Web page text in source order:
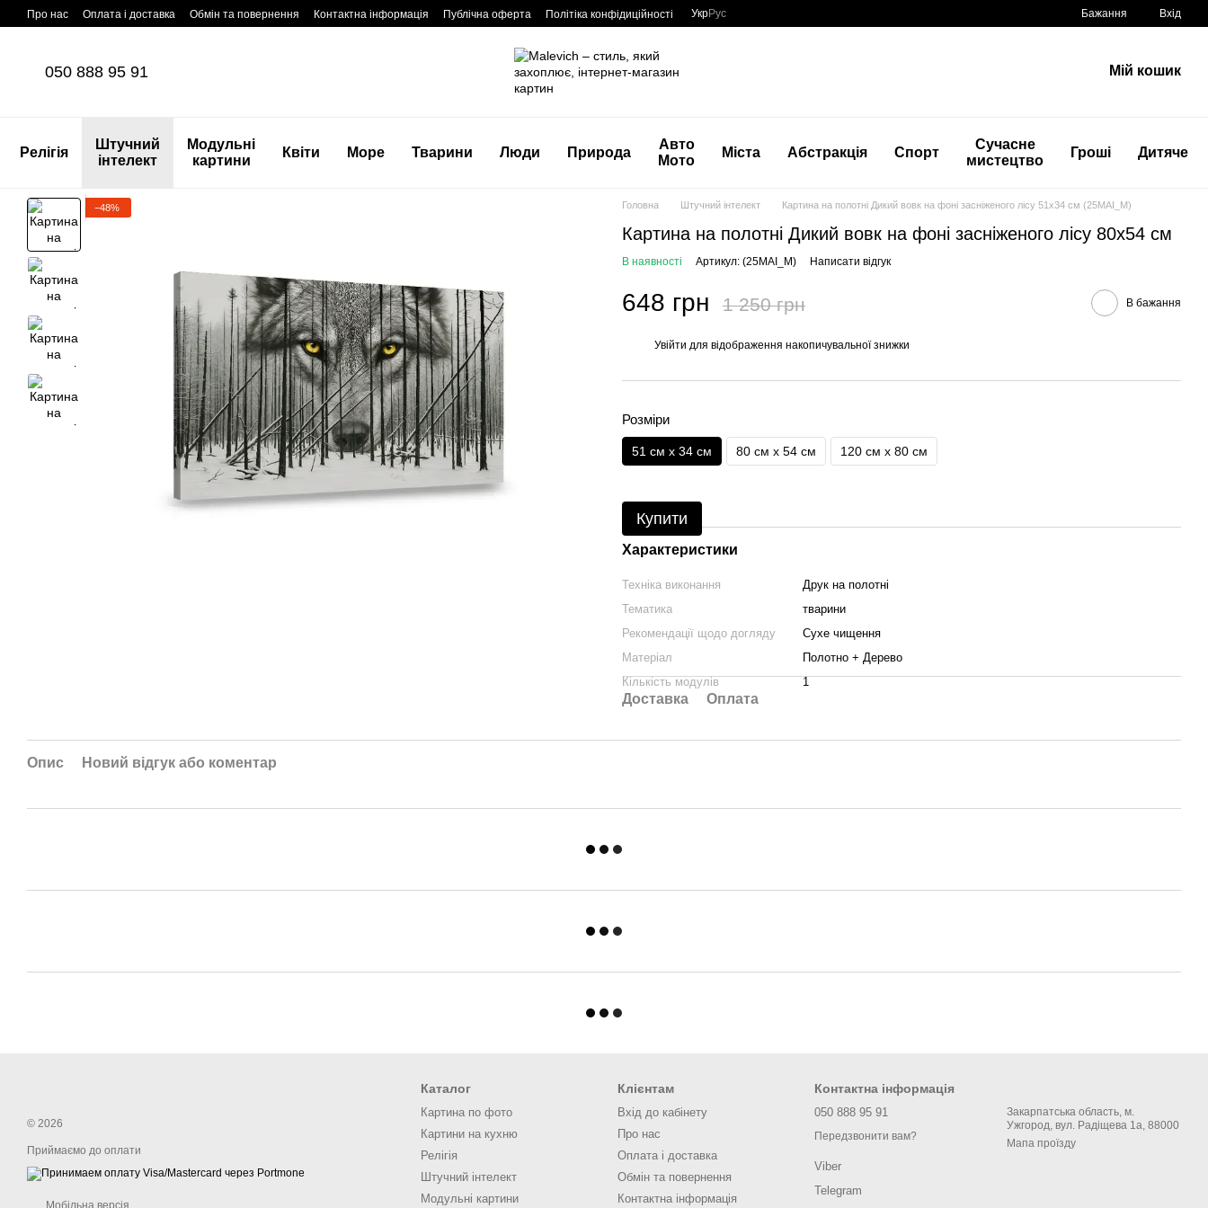
Перейти до основного контенту
Про нас Оплата і доставка Обмін та повернення Контактна інформація Публічна оферта Політіка конфідиційності УкрРус Бажання Вхід
050 888 95 91 Мій кошик
Релігія
Штучний
інтелект
Модульні
картини
Квіти Море Тварини Люди Природа
Авто
Мото
Міста Абстракція Спорт
Сучасне
мистецтво
Гроші Дитяче
−48% Головна Штучний інтелект Картина на полотні Дикий вовк на фоні засніженого лісу 51x34 см (25MAI_M)
Картина на полотні Дикий вовк на фоні засніженого лісу 80x54 см
В наявності Артикул: (25MAI_M) Написати відгук
648 грн 1 250 грн В бажання
Увійти для відображення накопичувальної знижки
Розміри
51 см x 34 см 80 см x 54 см 120 см x 80 см
Купити
Характеристики
Техніка виконання
Друк на полотні
Тематика
тварини
Рекомендації щодо догляду
Сухе чищення
Матеріал
Полотно + Дерево
Кількість модулів
1
Доставка Оплата
Опис Новий відгук або коментар
© 2026
Приймаємо до оплати
Мобільна версія
Каталог
Картина по фото
Картини на кухню
Релігія
Штучний інтелект
Модульні картини
Клієнтам
Вхід до кабінету
Про нас
Оплата і доставка
Обмін та повернення
Контактна інформація
Контактна інформація
050 888 95 91
Передзвонити вам?
Viber
Telegram
Закарпатська область, м.
Ужгород, вул. Радіщева 1а, 88000
Мапа проїзду